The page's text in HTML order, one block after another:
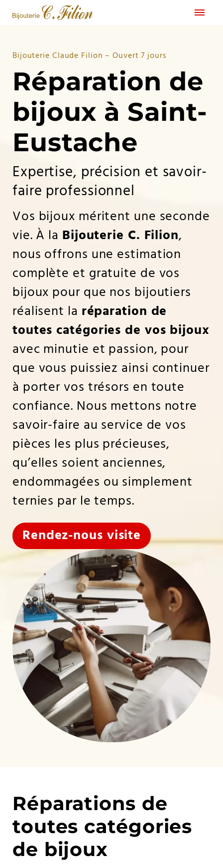
Bijouterie Claude Filion – Ouvert 7 jours
Réparation de
bijoux à Saint-
Eustache
Expertise, précision et savoir-
faire professionnel
Vos bijoux méritent une seconde
vie. À la Bijouterie C. Filion,
nous offrons une estimation
complète et gratuite de vos
bijoux pour que nos bijoutiers
réalisent la réparation de
toutes catégories de vos bijoux
avec minutie et passion, pour
que vous puissiez ainsi continuer
à porter vos trésors en toute
confiance. Nous mettons notre
savoir-faire au service de vos
pièces les plus précieuses,
qu’elles soient anciennes,
endommagées ou simplement
ternies par le temps.
Rendez-nous visite
Réparations de
toutes catégories
de bijoux